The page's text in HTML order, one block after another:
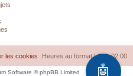
Heures au formatUTC+02:00
les cookies
Software © phpBB Limited
🤖